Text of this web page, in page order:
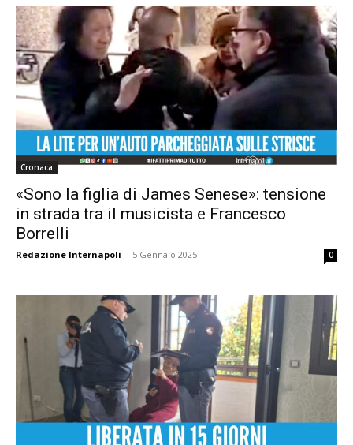
Cronaca
«Sono la figlia di James Senese»: tensione
in strada tra il musicista e Francesco
Borrelli
Redazione Internapoli - 5 Gennaio 2025 0